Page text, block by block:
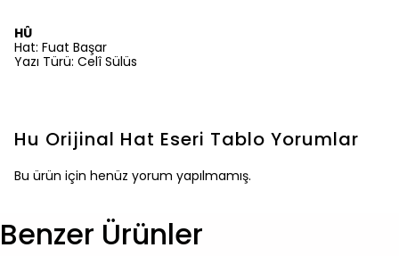
HÛ
Hat: Fuat Başar
Yazı Türü: Celî Sülüs
Hu Orijinal Hat Eseri Tablo Yorumlar
Bu ürün için henüz yorum yapılmamış.
Benzer Ürünler